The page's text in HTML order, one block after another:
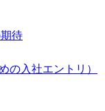
待
の入社エントリ）